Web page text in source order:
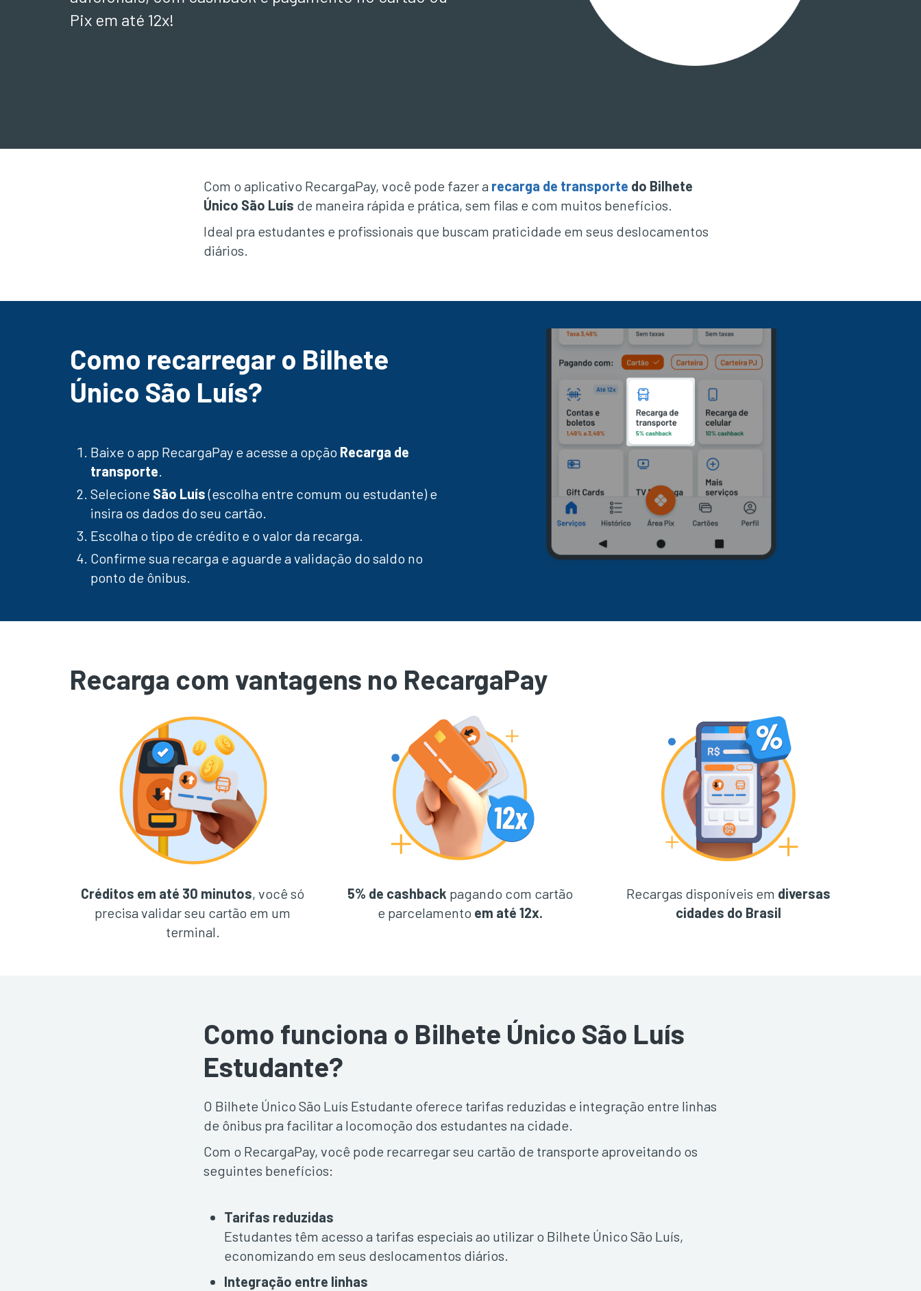
Pix em até 12x!
Com o aplicativo RecargaPay, você pode fazer a recarga de transporte do Bilhete
Único São Luís de maneira rápida e prática, sem filas e com muitos benefícios.
Ideal pra estudantes e profissionais que buscam praticidade em seus deslocamentos
diários.
Como recarregar o Bilhete
Único São Luís?
Baixe o app RecargaPay e acesse a opção Recarga de
transporte.
Selecione São Luís(escolha entre comum ou estudante) e
insira os dados do seu cartão.
Escolha o tipo de crédito e o valor da recarga.
Confirme sua recarga e aguarde a validação do saldo no
ponto de ônibus.
Recarga com vantagens no RecargaPay
Créditos em até 30 minutos, você só
precisa validar seu cartão em um
terminal.
5% de cashback pagando com cartão
e parcelamento em até 12x.
Recargas disponíveis em diversas
cidades do Brasil
Como funciona o Bilhete Único São Luís
Estudante?
O Bilhete Único São Luís Estudante oferece tarifas reduzidas e integração entre linhas
de ônibus pra facilitar a locomoção dos estudantes na cidade.
Com o RecargaPay, você pode recarregar seu cartão de transporte aproveitando os
seguintes benefícios:
Tarifas reduzidas
Estudantes têm acesso a tarifas especiais ao utilizar o Bilhete Único São Luís,
economizando em seus deslocamentos diários.
Integração entre linhas